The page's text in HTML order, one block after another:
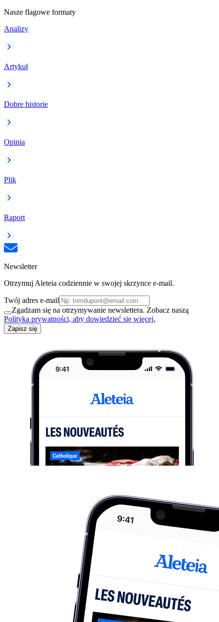
Nasze flagowe formaty
Analizy
Artykuł
Dobre historie
Opinia
Plik
Raport
Newsletter
Otrzymuj Aleteia codziennie w swojej skrzynce e-mail.
Twój adres e-mail
Zgadzam się na otrzymywanie newslettera. Zobacz naszą
Polityka prywatności, aby dowiedzieć się więcej.
Zapisz się